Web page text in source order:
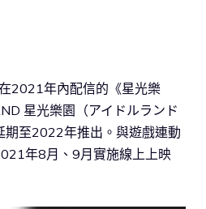
2021年內配信的《星光樂
星光樂園（アイドルランド
期至2022年推出。與遊戲連動
年8月、9月實施線上上映